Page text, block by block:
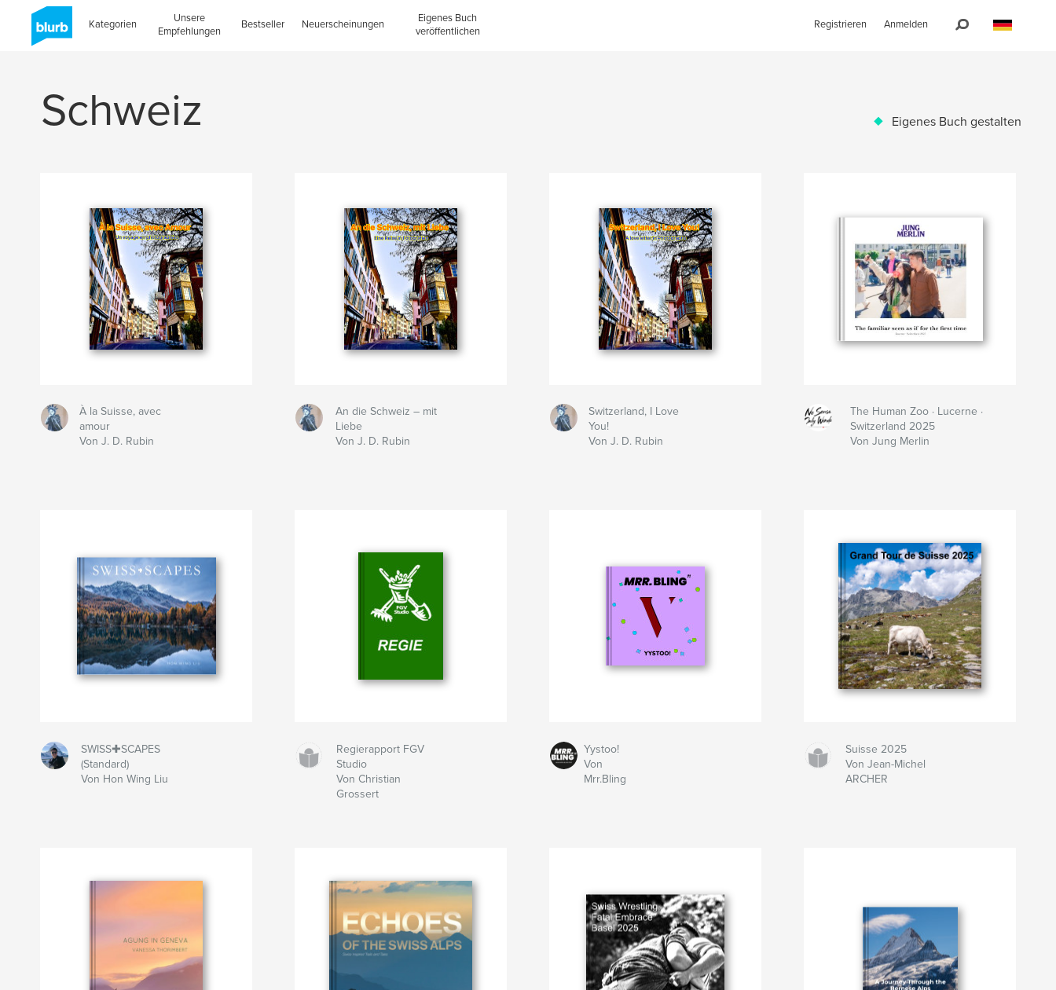
Kategorien
Unsere
Empfehlungen
Bestseller Neuerscheinungen
Eigenes Buch
veröffentlichen
Registrieren Anmelden
Schweiz Eigenes Buch gestalten
À la Suisse, avec
amour
Von J. D. Rubin
An die Schweiz – mit
Liebe
Von J. D. Rubin
Switzerland, I Love
You!
Von J. D. Rubin
The Human Zoo · Lucerne ·
Switzerland 2025
Von Jung Merlin
SWISS✚SCAPES
(Standard)
Von Hon Wing Liu
Regierapport FGV
Studio
Von Christian
Grossert
Yystoo!
Von
Mrr.Bling
Suisse 2025
Von Jean-Michel
ARCHER